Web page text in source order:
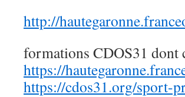
http://
formations CDOS31 dont
https://
https://cdos31.org/sport-